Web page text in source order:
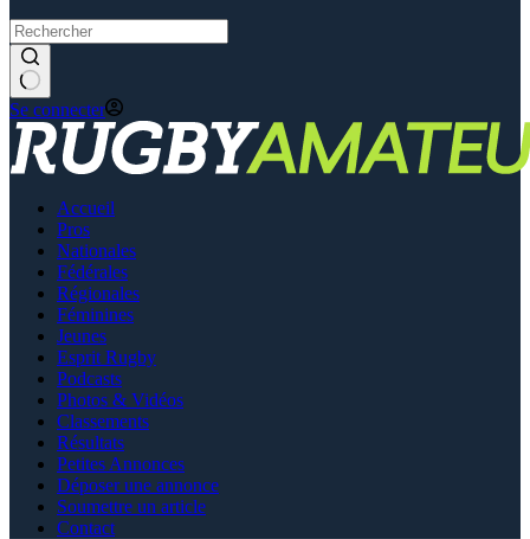
Se connecter
Accueil
Pros
Nationales
Fédérales
Régionales
Féminines
Jeunes
Esprit Rugby
Podcasts
Photos & Vidéos
Classements
Résultats
Petites Annonces
Déposer une annonce
Soumettre un article
Contact